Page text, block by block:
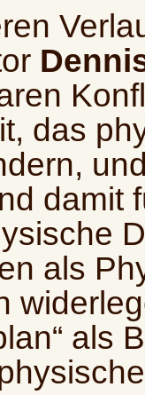
das
damit
als
als